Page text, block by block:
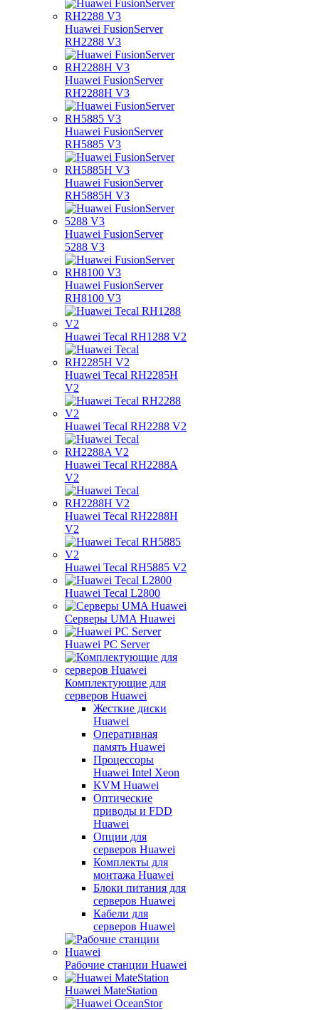
Huawei FusionServer
RH2288 V3
Huawei FusionServer
RH2288H V3
Huawei FusionServer
RH5885 V3
Huawei FusionServer
RH5885H V3
Huawei FusionServer
5288 V3
Huawei FusionServer
RH8100 V3
Huawei Tecal RH1288 V2
Huawei Tecal RH2285H
V2
Huawei Tecal RH2288 V2
Huawei Tecal RH2288A
V2
Huawei Tecal RH2288H
V2
Huawei Tecal RH5885 V2
Huawei Tecal L2800
Серверы UMA Huawei
Huawei PC Server
Комплектующие для
серверов Huawei
Жесткие диски
Huawei
Оперативная
память Huawei
Процессоры
Huawei Intel Xeon
KVM Huawei
Оптические
приводы и FDD
Huawei
Опции для
серверов Huawei
Комплекты для
монтажа Huawei
Блоки питания для
серверов Huawei
Кабели для
серверов Huawei
Рабочие станции Huawei
Huawei MateStation